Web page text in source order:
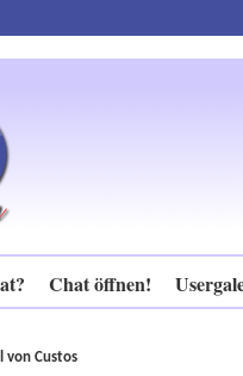
Chat öffnen!
von Custos